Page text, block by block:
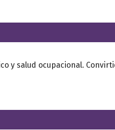
y salud ocupacional.